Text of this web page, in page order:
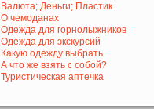
Валюта; Деньги; Пластик
О чемоданах
Одежда для горнолыжников
Одежда для экскурсий
Какую одежду выбрать
А что же взять с собой?
Туристическая аптечка